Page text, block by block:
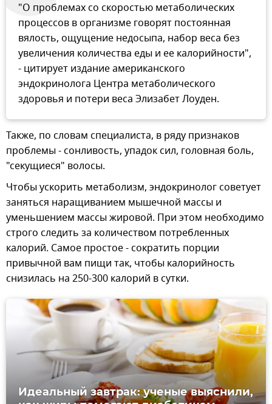
"О проблемах со скоростью метаболических
процессов в организме говорят постоянная
вялость, ощущение недосыпа, набор веса без
увеличения количества еды и ее калорийности",
- цитирует издание американского
эндокринолога Центра метаболического
здоровья и потери веса Элизабет Лоуден.
Также, по словам специалиста, в ряду признаков
проблемы - сонливость, упадок сил, головная боль,
"секущиеся" волосы.
Чтобы ускорить метаболизм, эндокринолог советует
заняться наращиванием мышечной массы и
уменьшением массы жировой. При этом необходимо
строго следить за количеством потребленных
калорий. Самое простое - сократить порции
привычной вам пищи так, чтобы калорийность
снизилась на 250-300 калорий в сутки.
Идеальный завтрак: ученые выяснили,